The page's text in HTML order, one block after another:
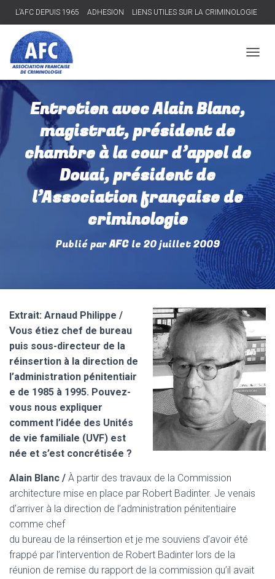
L’AFC DEPUIS 1965 ADHESION LIENS UTILES SUR LA CRIMINOLOGIE
V
I
G
A
T
I
O
N
Entretien avec Alain Blanc,
magistrat, président de
chambre à la cour d’appel de
Douai, président de
l’Association française de
criminologie
Publié parAFCle 20 juillet 2009
Extrait: Arnaud Philippe /
Vous étiez chef de bureau
puis sous-directeur de la
réinsertion à la direction de
l’administration pénitentiair
e de 1985 à 1995. Pouvez-
vous nous expliquer
comment l’idée des Unités
de vie familiale (UVF) est
née et s’est concrétisée ?
Alain Blanc / À partir des travaux de la Commission
architecture mise en place par Robert Badinter. Je venais
d’arriver à la direction de l’administration pénitentiaire
comme chef
du bureau de la réinsertion et je me souviens d’avoir été
frappé par l’intervention de Robert Badinter lors de la
réunion de remise du rapport de la commission qu’il avait